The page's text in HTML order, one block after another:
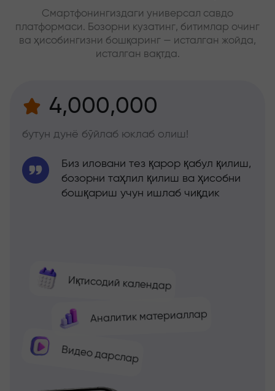
Смартфонингиздаги универсал савдо
платформаси. Бозорни кузатинг, битимлар очинг
ва ҳисобингизни бошқаринг — исталган жойда,
исталган вақтда.
4,000,000
бутун дунё бўйлаб юклаб олиш!
Иқтисодий календар
Аналитик материаллар
Видео дарслар
Биз иловани тез қарор қабул қилиш,
бозорни таҳлил қилиш ва ҳисобни
бошқариш учун ишлаб чиқдик